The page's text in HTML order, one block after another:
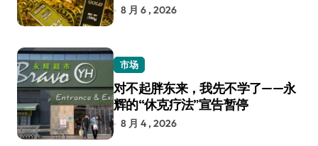
8 月 6 , 2026
市场
对不起胖东来，我先不学了——永
辉的“休克疗法”宣告暂停
8 月 4 , 2026